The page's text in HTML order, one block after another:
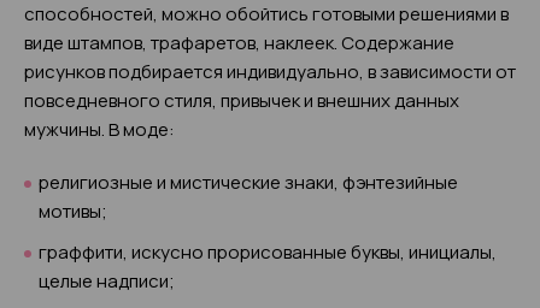
способностей, можно обойтись готовыми решениями в
виде штампов, трафаретов, наклеек. Содержание
рисунков подбирается индивидуально, в зависимости от
повседневного стиля, привычек и внешних данных
мужчины. В моде:
религиозные и мистические знаки, фэнтезийные
мотивы;
граффити, искусно прорисованные буквы, инициалы,
целые надписи;